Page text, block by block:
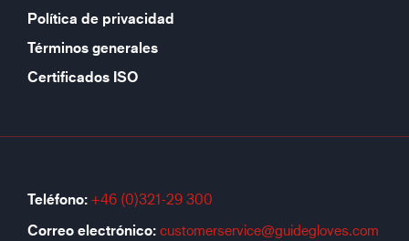
Política de privacidad
Términos generales
Certificados ISO
Teléfono: +46 (0)321-29 300
Correo electrónico: customerservice@guidegloves.com